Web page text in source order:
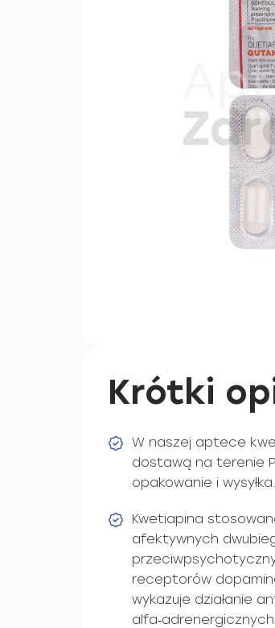
Krótki
W naszej aptece
dostawą na terenie
opakowanie i wysyłka.
Kwetiapina
afektywnych
receptorów
wykazuje działanie